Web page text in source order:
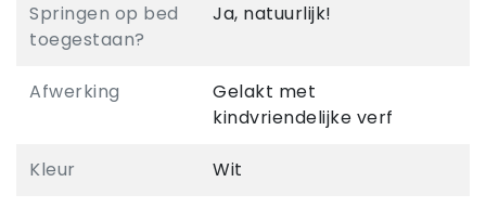
Springen op bed
toegestaan?
Ja, natuurlijk!
Afwerking
Gelakt met
kindvriendelijke verf
Kleur Wit